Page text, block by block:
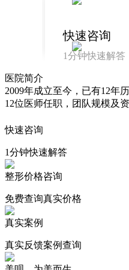
快速咨询
1分钟快速解答
免费查询真实价
真实反馈案例查
医院简介
2009年成立至今，已有12年
12位医师任职，团队规模及
快速咨询
1分钟快速解答
整形价格咨询
免费查询真实价格
真实案例
真实反馈案例查询